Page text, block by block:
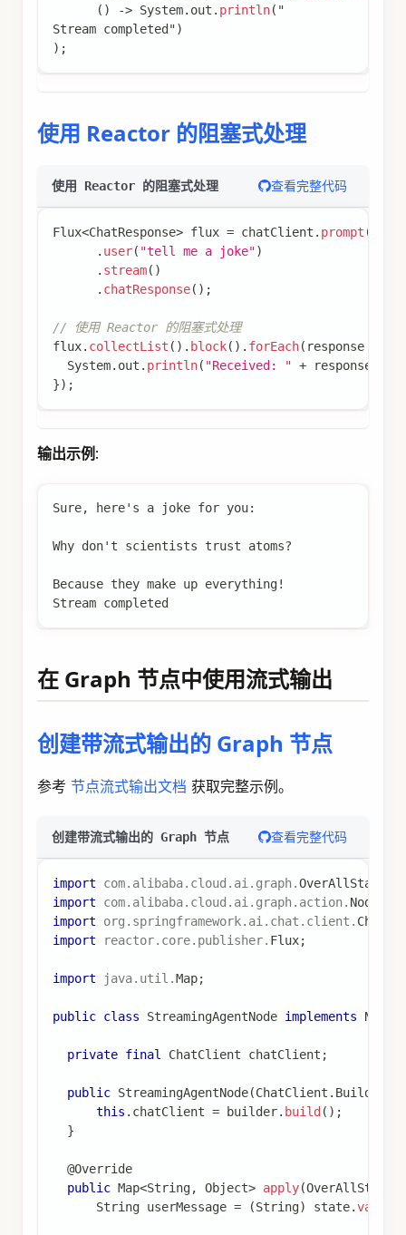
( ) -> System. out . println( "
Stream completed")
) ;
使用 Reactor 的阻塞式处理
使用 Reactor 的阻塞式处理 查看完整代码
Flux<ChatResponse> flux = chatClient . prompt (
. user( "tell me a joke")
. stream( )
. chatResponse( ) ;
// 使用 Reactor 的阻塞式处理
flux. collectList ( ) . block( ) . forEach( response
System. out . println( "Received: " + response
}) ;
输出示例 :
Sure, here's a joke for you:
Why don't scientists trust atoms?
Because they make up everything!
Stream completed
在 Graph 节点中使用流式输出
创建带流式输出的 Graph 节点
参考 节点流式输出文档 获取完整示例。
创建带流式输出的 Graph 节点 查看完整代码
import com. alibaba. cloud . ai. graph.OverAllState
import
com. alibaba. cloud . ai. graph. action.
import
org . springframework. ai. chat . client .
import
reactor. core. publisher. Flux;
import java. util .Map;
public class StreamingAgentNode implements
private final ChatClient chatClient ;
public StreamingAgentNode(ChatClient . Builder
this . chatClient = builder. build ( ) ;
}
@Override
public Map<String, Object> apply(OverAllState
String userMessage = (String) state.value